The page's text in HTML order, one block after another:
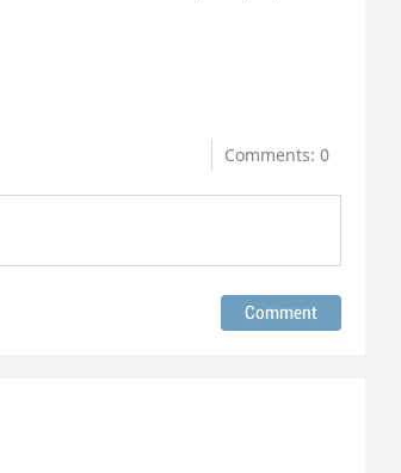
Comments: 0